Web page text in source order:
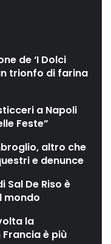
de ‘I Dolci
trionfo di farina
a Napoli
Feste”
altro che
e denunce
Sal De Riso è
mondo
la
è più